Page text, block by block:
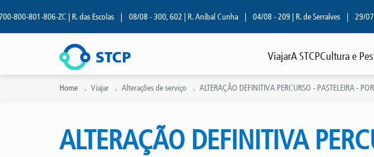
801-806-ZC | R. das Escolas | 08/08 - 300, 602 | R. Aníbal Cunha | 04/08 - 209 | R. de Serralves | 29/07 -
ViajarA STCPCultura e
Home
Viajar Alterações de serviço ALTERAÇÃO DEFINITIVA PERCURSO - PASTELEIRA -
ALTERAÇÃO DEFINITIVA